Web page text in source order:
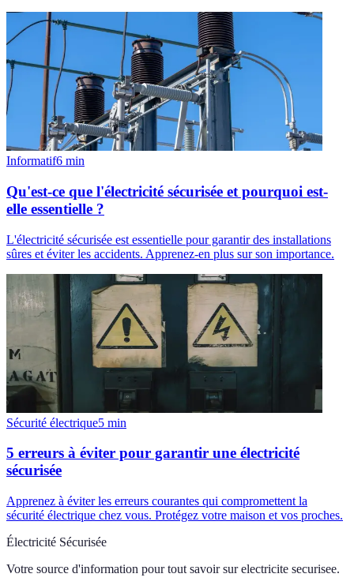
Informatif6 min
Qu'est-ce que l'électricité sécurisée et pourquoi est-
elle essentielle ?
L'électricité sécurisée est essentielle pour garantir des installations
sûres et éviter les accidents. Apprenez-en plus sur son importance.
Sécurité électrique5 min
5 erreurs à éviter pour garantir une électricité
sécurisée
Apprenez à éviter les erreurs courantes qui compromettent la
sécurité électrique chez vous. Protégez votre maison et vos proches.
Électricité Sécurisée
Votre source d'information pour tout savoir sur electricite securisee.